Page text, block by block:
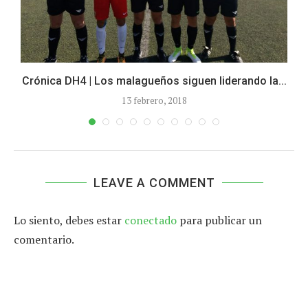
Crónica DH4 | Los malagueños siguen liderando la...
13 febrero, 2018
LEAVE A COMMENT
Lo siento, debes estar conectado para publicar un
comentario.